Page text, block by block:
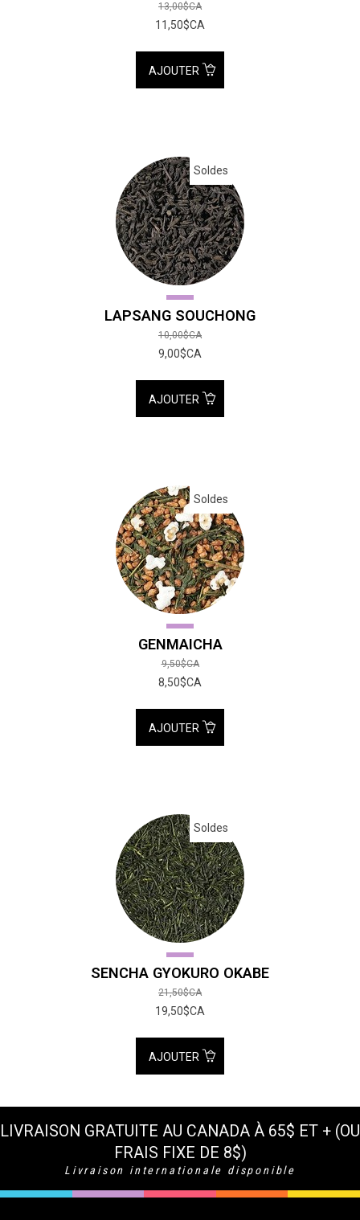
13,00$CA
11,50$CA
AJOUTER
Soldes
LAPSANG SOUCHONG
10,00$CA
9,00$CA
AJOUTER
Soldes
GENMAICHA
9,50$CA
8,50$CA
AJOUTER
Soldes
SENCHA GYOKURO OKABE
21,50$CA
19,50$CA
AJOUTER
LIVRAISON GRATUITE AU CANADA À 65$ ET + (OU
FRAIS FIXE DE 8$)
Livraison internationale disponible